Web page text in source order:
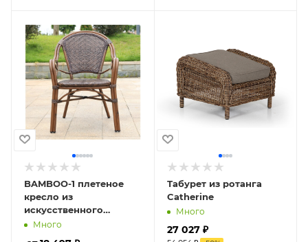
BAMBOO-1 плетеное
кресло из
искусственного
ротанга
Много
Табурет из ротанга
Catherine
Много
27 027 ₽